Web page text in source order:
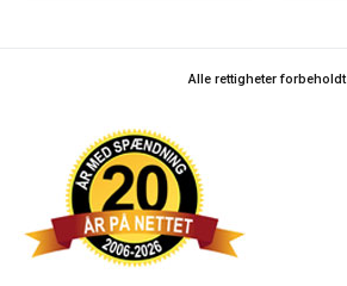
Alle rettigheter forbeholdt